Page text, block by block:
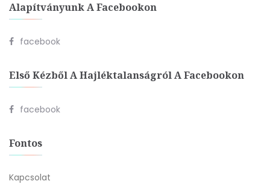
Alapítványunk A Facebookon
facebook
Első Kézből A Hajléktalanságról A Facebookon
facebook
Fontos
Kapcsolat